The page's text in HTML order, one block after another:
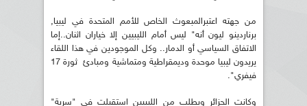
من جهته اعتبرالمبعوث الخاص للأمم المتحدة في ليبيا,
برناردينو ليون أنه" ليس أمام الليبيين إلا خياران اثنان..إما
الاتفاق السياسي أو الدمار.. وكل الموجودين في هذا اللقاء
يريدون ليبيا موحدة وديمقراطية ومتماشية ومبادئ ثورة 17
فيفري".
وكانت الجزائر وبطلب من الليبيين استقبلت في "سرية"